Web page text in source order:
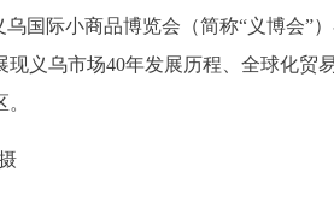
乌国际小商品博览会（简称“义博会”
现义乌市场40年发展历程、全球化